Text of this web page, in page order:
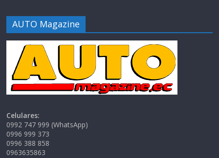
AUTO Magazine
Celulares:
0992 747 999 (WhatsApp)
0996 999 373
0996 388 858
0963635863